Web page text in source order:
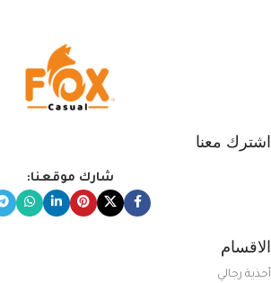
اشترك معنا
شارك موقعنا:
الاقسام
أحذية رجالي